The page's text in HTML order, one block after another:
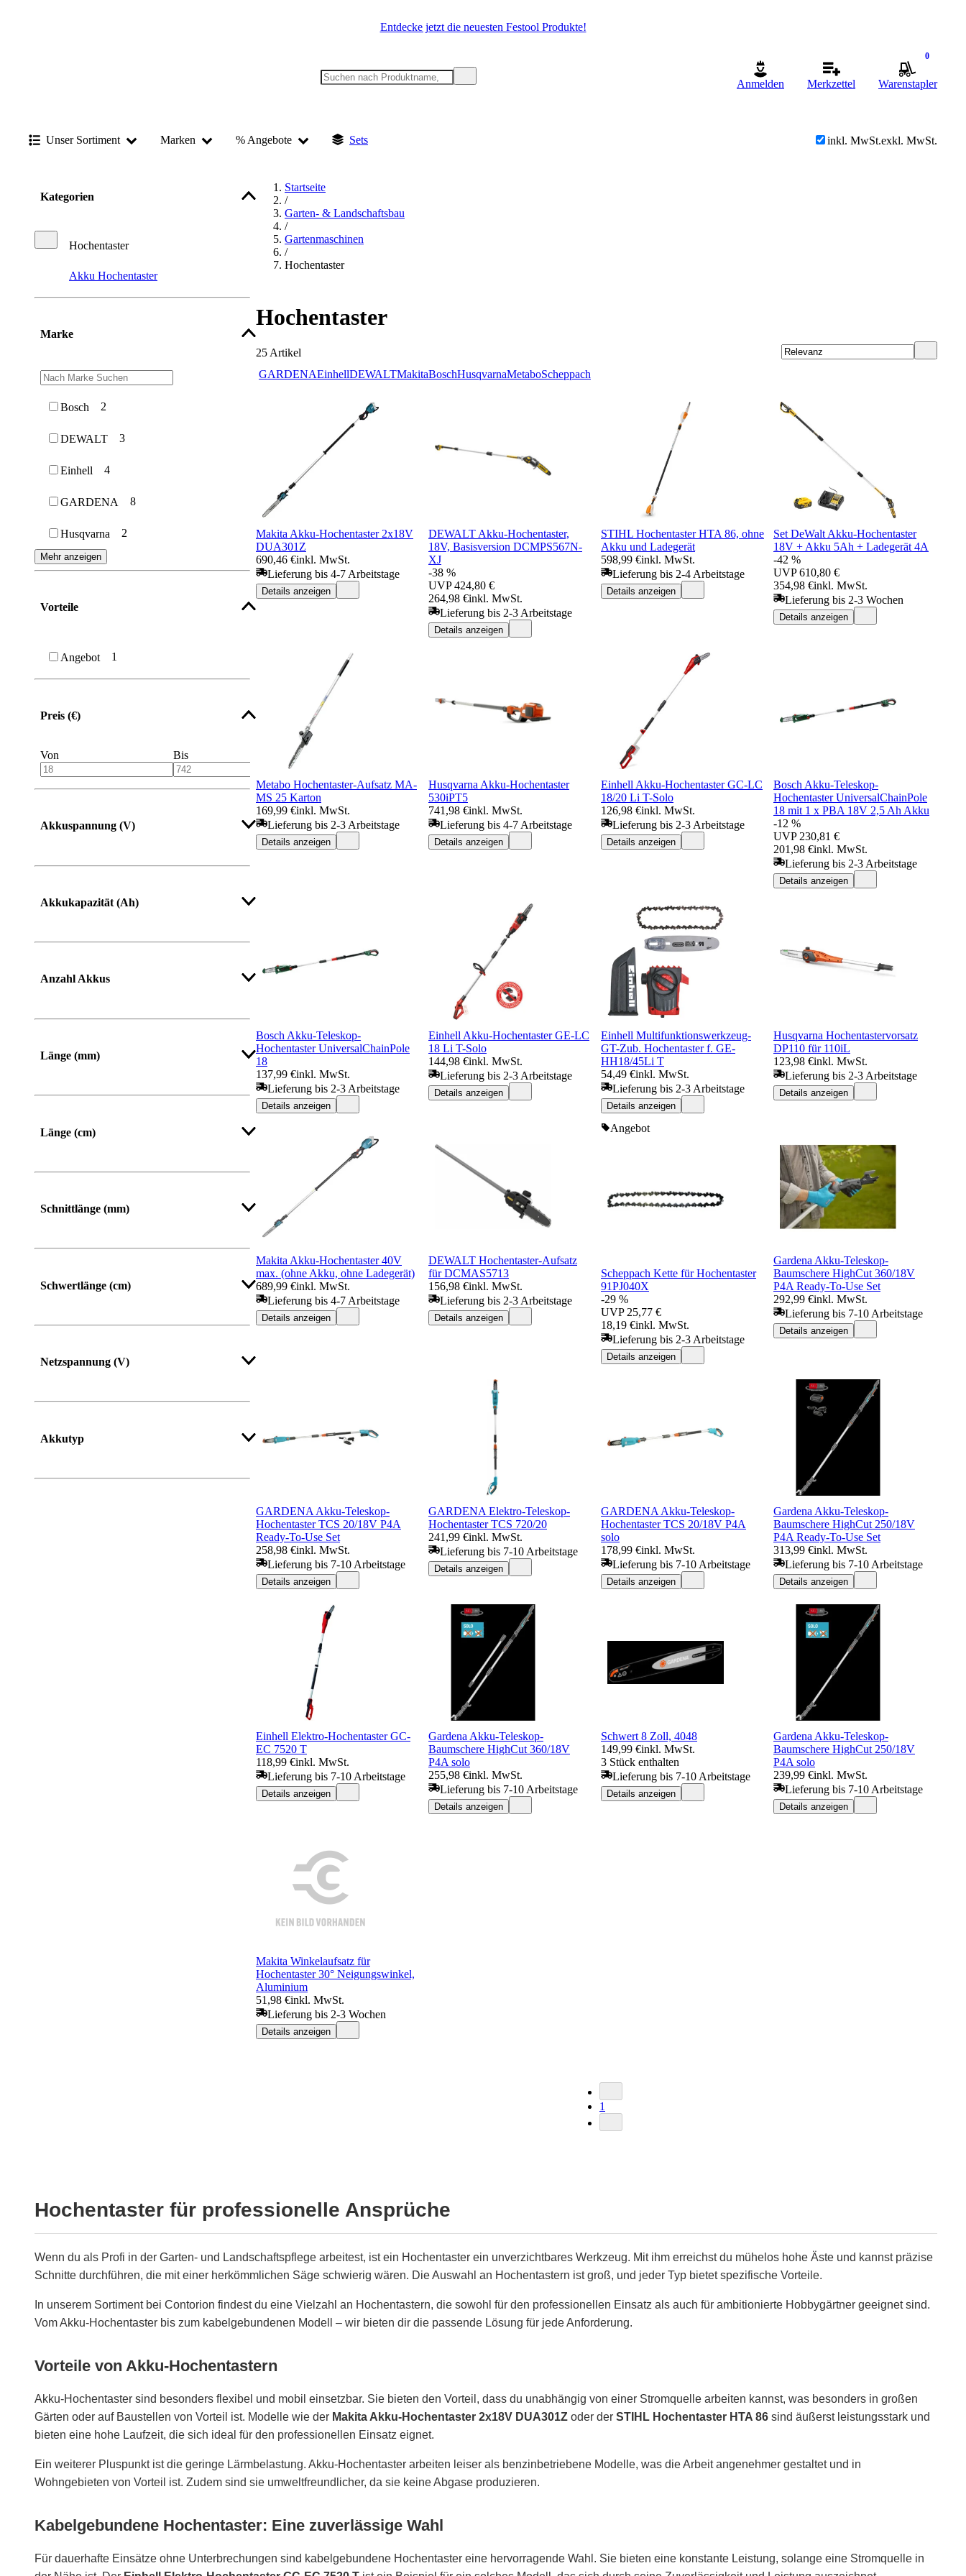
Entdecke jetzt die neuesten Festool Produkte!
Anmelden Merkzettel
0
Warenstapler
Unser Sortiment Marken % Angebote Sets inkl. MwSt.exkl. MwSt.
Kategorien
Hochentaster
Akku Hochentaster
Marke
Bosch 2
DEWALT 3
Einhell 4
GARDENA 8
Husqvarna 2
Mehr anzeigen
Vorteile
Angebot 1
Preis (€)
Von Bis
Akkuspannung (V)
Akkukapazität (Ah)
Anzahl Akkus
Länge (mm)
Von Bis
Länge (cm)
Schnittlänge (mm)
Schwertlänge (cm)
Netzspannung (V)
Akkutyp
Startseite
/
Garten- & Landschaftsbau
/
Gartenmaschinen
/
Hochentaster
Hochentaster
25 Artikel
GARDENAEinhellDEWALTMakitaBoschHusqvarnaMetaboScheppach
Makita Akku-Hochentaster 2x18V
DUA301Z
690,46 €inkl. MwSt.
Lieferung bis 4-7 Arbeitstage
Details anzeigen
DEWALT Akku-Hochentaster,
18V, Basisversion DCMPS567N-
XJ
-38 %
UVP 424,80 €
264,98 €inkl. MwSt.
Lieferung bis 2-3 Arbeitstage
Details anzeigen
STIHL Hochentaster HTA 86, ohne
Akku und Ladegerät
598,99 €inkl. MwSt.
Lieferung bis 2-4 Arbeitstage
Details anzeigen
Set DeWalt Akku-Hochentaster
18V + Akku 5Ah + Ladegerät 4A
-42 %
UVP 610,80 €
354,98 €inkl. MwSt.
Lieferung bis 2-3 Wochen
Details anzeigen
Metabo Hochentaster-Aufsatz MA-
MS 25 Karton
169,99 €inkl. MwSt.
Lieferung bis 2-3 Arbeitstage
Details anzeigen
Husqvarna Akku-Hochentaster
530iPT5
741,98 €inkl. MwSt.
Lieferung bis 4-7 Arbeitstage
Details anzeigen
Einhell Akku-Hochentaster GC-LC
18/20 Li T-Solo
126,98 €inkl. MwSt.
Lieferung bis 2-3 Arbeitstage
Details anzeigen
Bosch Akku-Teleskop-
Hochentaster UniversalChainPole
18 mit 1 x PBA 18V 2,5 Ah Akku
-12 %
UVP 230,81 €
201,98 €inkl. MwSt.
Lieferung bis 2-3 Arbeitstage
Details anzeigen
Bosch Akku-Teleskop-
Hochentaster UniversalChainPole
18
137,99 €inkl. MwSt.
Lieferung bis 2-3 Arbeitstage
Details anzeigen
Einhell Akku-Hochentaster GE-LC
18 Li T-Solo
144,98 €inkl. MwSt.
Lieferung bis 2-3 Arbeitstage
Details anzeigen
Einhell Multifunktionswerkzeug-
GT-Zub. Hochentaster f. GE-
HH18/45Li T
54,49 €inkl. MwSt.
Lieferung bis 2-3 Arbeitstage
Details anzeigen
Husqvarna Hochentastervorsatz
DP110 für 110iL
123,98 €inkl. MwSt.
Lieferung bis 2-3 Arbeitstage
Details anzeigen
Makita Akku-Hochentaster 40V
max. (ohne Akku, ohne Ladegerät)
689,99 €inkl. MwSt.
Lieferung bis 4-7 Arbeitstage
Details anzeigen
DEWALT Hochentaster-Aufsatz
für DCMAS5713
156,98 €inkl. MwSt.
Lieferung bis 2-3 Arbeitstage
Details anzeigen
Angebot
Scheppach Kette für Hochentaster
91PJ040X
-29 %
UVP 25,77 €
18,19 €inkl. MwSt.
Lieferung bis 2-3 Arbeitstage
Details anzeigen
Gardena Akku-Teleskop-
Baumschere HighCut 360/18V
P4A Ready-To-Use Set
292,99 €inkl. MwSt.
Lieferung bis 7-10 Arbeitstage
Details anzeigen
GARDENA Akku-Teleskop-
Hochentaster TCS 20/18V P4A
Ready-To-Use Set
258,98 €inkl. MwSt.
Lieferung bis 7-10 Arbeitstage
Details anzeigen
GARDENA Elektro-Teleskop-
Hochentaster TCS 720/20
241,99 €inkl. MwSt.
Lieferung bis 7-10 Arbeitstage
Details anzeigen
GARDENA Akku-Teleskop-
Hochentaster TCS 20/18V P4A
solo
178,99 €inkl. MwSt.
Lieferung bis 7-10 Arbeitstage
Details anzeigen
Gardena Akku-Teleskop-
Baumschere HighCut 250/18V
P4A Ready-To-Use Set
313,99 €inkl. MwSt.
Lieferung bis 7-10 Arbeitstage
Details anzeigen
Einhell Elektro-Hochentaster GC-
EC 7520 T
118,99 €inkl. MwSt.
Lieferung bis 7-10 Arbeitstage
Details anzeigen
Gardena Akku-Teleskop-
Baumschere HighCut 360/18V
P4A solo
255,98 €inkl. MwSt.
Lieferung bis 7-10 Arbeitstage
Details anzeigen
Schwert 8 Zoll, 4048
149,99 €inkl. MwSt.
3 Stück enthalten
Lieferung bis 7-10 Arbeitstage
Details anzeigen
Gardena Akku-Teleskop-
Baumschere HighCut 250/18V
P4A solo
239,99 €inkl. MwSt.
Lieferung bis 7-10 Arbeitstage
Details anzeigen
Makita Winkelaufsatz für
Hochentaster 30° Neigungswinkel,
Aluminium
51,98 €inkl. MwSt.
Lieferung bis 2-3 Wochen
Details anzeigen
1
Hochentaster für professionelle Ansprüche
Wenn du als Profi in der Garten- und Landschaftspflege arbeitest, ist ein Hochentaster ein unverzichtbares Werkzeug. Mit ihm erreichst du mühelos hohe Äste und kannst präzise
Schnitte durchführen, die mit einer herkömmlichen Säge schwierig wären. Die Auswahl an Hochentastern ist groß, und jeder Typ bietet spezifische Vorteile.
In unserem Sortiment bei Contorion findest du eine Vielzahl an Hochentastern, die sowohl für den professionellen Einsatz als auch für ambitionierte Hobbygärtner geeignet sind.
Vom Akku-Hochentaster bis zum kabelgebundenen Modell – wir bieten dir die passende Lösung für jede Anforderung.
Vorteile von Akku-Hochentastern
Akku-Hochentaster sind besonders flexibel und mobil einsetzbar. Sie bieten den Vorteil, dass du unabhängig von einer Stromquelle arbeiten kannst, was besonders in großen
Gärten oder auf Baustellen von Vorteil ist. Modelle wie der Makita Akku-Hochentaster 2x18V DUA301Z oder der STIHL Hochentaster HTA 86 sind äußerst leistungsstark und
bieten eine hohe Laufzeit, die sich ideal für den professionellen Einsatz eignet.
Ein weiterer Pluspunkt ist die geringe Lärmbelastung. Akku-Hochentaster arbeiten leiser als benzinbetriebene Modelle, was die Arbeit angenehmer gestaltet und in
Wohngebieten von Vorteil ist. Zudem sind sie umweltfreundlicher, da sie keine Abgase produzieren.
Kabelgebundene Hochentaster: Eine zuverlässige Wahl
Für dauerhafte Einsätze ohne Unterbrechungen sind kabelgebundene Hochentaster eine hervorragende Wahl. Sie bieten eine konstante Leistung, solange eine Stromquelle in